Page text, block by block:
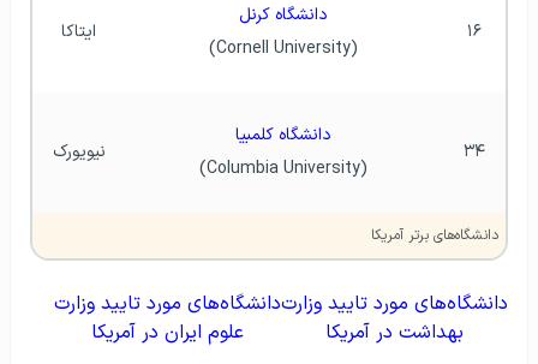
۱۶
دانشگاه کرنل
(Cornell University)
ایتاکا
۳۴
دانشگاه کلمبیا
(Columbia University)
نیویورک
دانشگاه‌های برتر آمریکا
دانشگاه‌های مورد تایید وزارت
بهداشت در آمریکا
دانشگاه‌های مورد تایید وزارت
علوم ایران در آمریکا